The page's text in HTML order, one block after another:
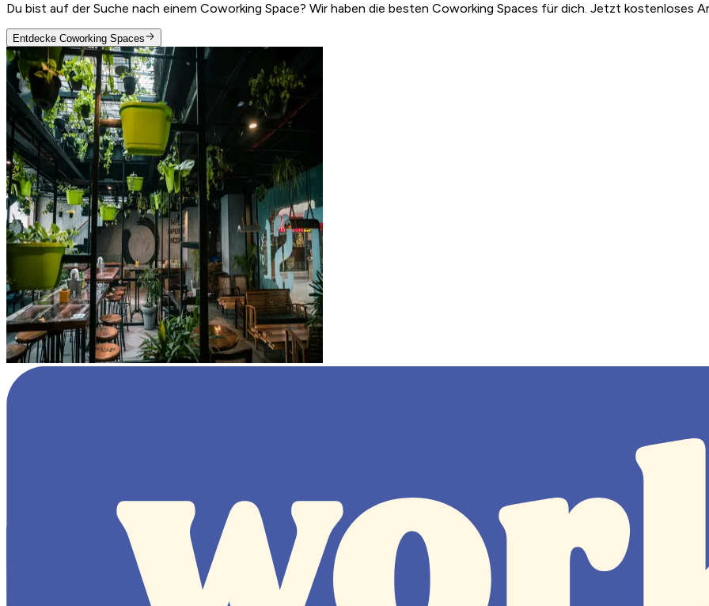
Du bist auf der Suche nach einem Coworking Space? Wir haben die besten Coworking Spaces für dich. Jetzt kostenloses
Entdecke Coworking Spaces